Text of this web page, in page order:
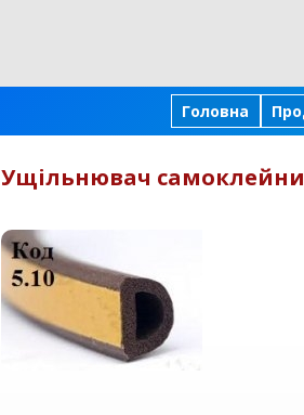
Головна
Ущільнювач